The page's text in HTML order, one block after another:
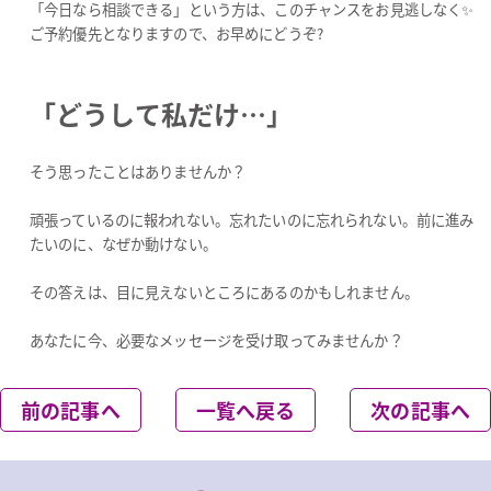
「今日なら相談できる」という方は、このチャンスをお見逃しなく✨
ご予約優先となりますので、お早めにどうぞ?
「どうして私だけ…」
そう思ったことはありませんか？
頑張っているのに報われない。忘れたいのに忘れられない。前に進み
たいのに、なぜか動けない。
その答えは、目に見えないところにあるのかもしれません。
あなたに今、必要なメッセージを受け取ってみませんか？
前の記事へ 一覧へ戻る 次の記事へ